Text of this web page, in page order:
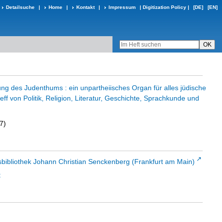
Detailsuche | Home | Kontakt | Impressum | Digitization Policy | [DE] [EN]
des Judenthums : ein unpartheiisches Organ für alles jüdische
von Politik, Religion, Literatur, Geschichte, Sprachkunde und
Johann Christian Senckenberg (Frankfurt am Main)